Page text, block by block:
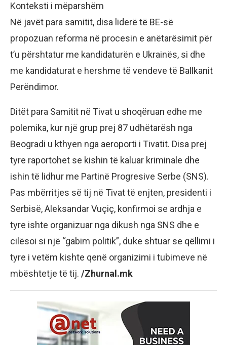
Konteksti i mëparshëm
Në javët para samitit, disa liderë të BE-së
propozuan reforma në procesin e anëtarësimit për
t’u përshtatur me kandidaturën e Ukrainës, si dhe
me kandidaturat e hershme të vendeve të Ballkanit
Perëndimor.
Ditët para Samitit në Tivat u shoqëruan edhe me
polemika, kur një grup prej 87 udhëtarësh nga
Beogradi u kthyen nga aeroporti i Tivatit. Disa prej
tyre raportohet se kishin të kaluar kriminale dhe
ishin të lidhur me Partinë Progresive Serbe (SNS).
Pas mbërritjes së tij në Tivat të enjten, presidenti i
Serbisë, Aleksandar Vuçiç, konfirmoi se ardhja e
tyre ishte organizuar nga dikush nga SNS dhe e
cilësoi si një “gabim politik”, duke shtuar se qëllimi i
tyre i vetëm kishte qenë organizimi i tubimeve në
mbështetje të tij. /Zhurnal.mk